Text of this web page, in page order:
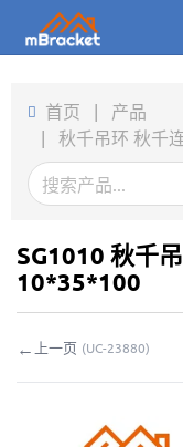
产品
新闻
图片
联系我们
首页 | 产品
| 秋千吊环 秋千
SG1010 秋千
10*35*100
← 上一页 (UC-23880)